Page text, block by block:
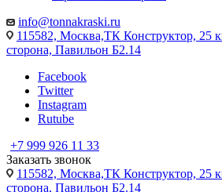
info@tonnakraski.ru
115582, Москва,ТК Конструктор,
сторона, Павильон Б2.14
Facebook
Twitter
Instagram
Rutube
+7 999 926 11 33
Заказать звонок
115582, Москва,ТК Конструктор,
сторона, Павильон Б2.14